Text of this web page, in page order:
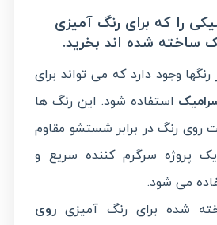
را که برای رنگ آمیزی
ساخته شده اند بخرید.
وجود دارد که می تواند برای
استفاده شود. این رنگ ها
روی رنگ در برابر شستشو مقاوم
یک پروژه سرگرم کننده سریع و
می شود.
شده برای رنگ آمیزی روی